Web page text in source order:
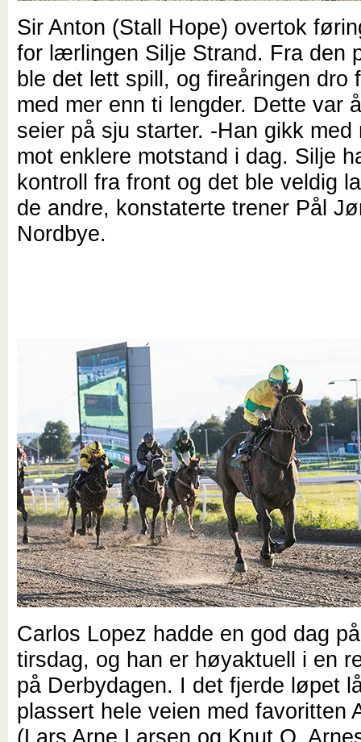
Sir Anton (Stall Hope) overtok
for lærlingen Silje Strand. Fra den
ble det lett spill, og fireåringen dro
med mer enn ti lengder. Dette var
seier på sju starter. -Han gikk med
mot enklere motstand i dag. Silje
kontroll fra front og det ble veldig
de andre, konstaterte trener Pål
Nordbye.
Carlos Lopez hadde en god dag
tirsdag, og han er høyaktuell i en
på Derbydagen. I det fjerde løpet
plassert hele veien med favoritten
(Lars Arne Larsen og Knut O.